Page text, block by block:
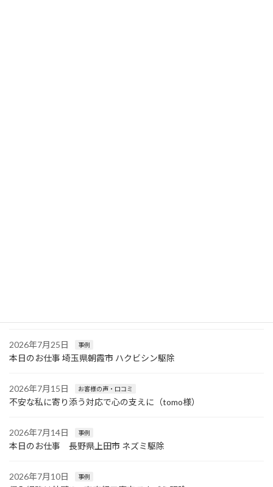
2026年7月25日 事例
本日のお仕事 埼玉県朝霞市 ハクビシン駆除
2026年7月15日 お客様の声・口コミ
不安な私に寄り添う対応で心の支えに（tomo様）
2026年7月14日 事例
本日のお仕事 長野県上田市 ネズミ駆除
2026年7月10日 事例